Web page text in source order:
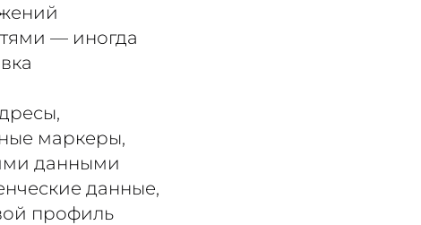
— иногда
маркеры,
данными
данные,
профиль